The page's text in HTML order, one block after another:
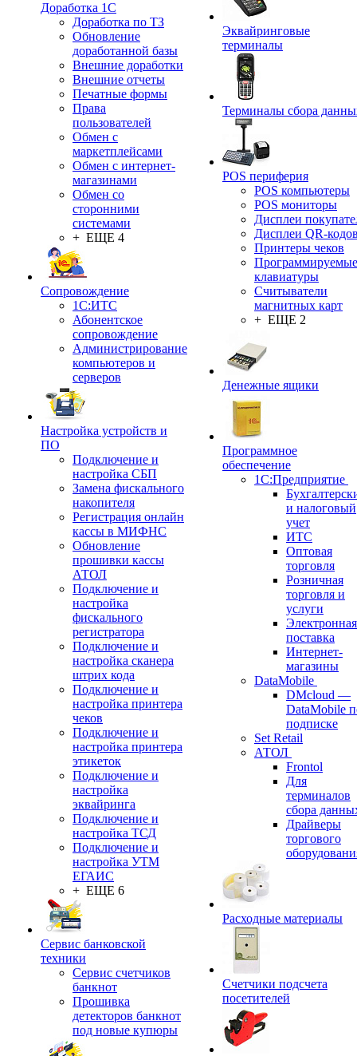
Доработка 1С
Доработка по ТЗ
Обновление
доработанной базы
Внешние доработки
Внешние отчеты
Печатные формы
Права
пользователей
Обмен с
маркетплейсами
Обмен с интернет-
магазинами
Обмен со
сторонними
системами
+ ЕЩЕ 4
Сопровождение
1C:ИТС
Абонентское
сопровождение
Администрирование
компьютеров и
серверов
Настройка устройств и
ПО
Подключение и
настройка СБП
Замена фискального
накопителя
Регистрация онлайн
кассы в МИФНС
Обновление
прошивки кассы
АТОЛ
Подключение и
настройка
фискального
регистратора
Подключение и
настройка сканера
штрих кода
Подключение и
настройка принтера
чеков
Подключение и
настройка принтера
этикеток
Подключение и
настройка
эквайринга
Подключение и
настройка ТСД
Подключение и
настройка УТМ
ЕГАИС
+ ЕЩЕ 6
Сервис банковской
техники
Сервис счетчиков
банкнот
Прошивка
детекторов банкнот
под новые купюры
Эквайринговые
терминалы
Терминалы сбора
POS периферия
POS компьютеры
POS мониторы
Дисплеи
Дисплеи QR-
Принтеры чеков
Программируемые
клавиатуры
Считыватели
магнитных карт
+ ЕЩЕ 2
Денежные ящики
Программное
обеспечение
1С:Предприятие
и налоговый
учет
ИТС
Оптовая
торговля
Розничная
торговля и
услуги
Электронная
поставка
Интернет-
магазины
DataMobile
DMcloud —
DataMobile
подписке
Set Retail
АТОЛ
Frontol
Для
терминалов
сбора
Драйверы
торгового
Расходные материалы
Счетчики подсчета
посетителей